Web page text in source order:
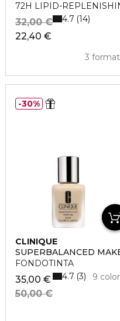
72H LIPID-
22,40 €
32,00 €
3
4.7 14
CLINIQUE
SUPERBALANCED
FONDOTINTA
35,00 €
50,00 €
9
4.7 3
30%